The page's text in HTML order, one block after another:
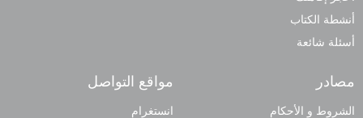
أنشطة الكتاب
أسئلة شائعة
مصادر
الشروط و الأحكام
مواقع التواصل
انستغرام